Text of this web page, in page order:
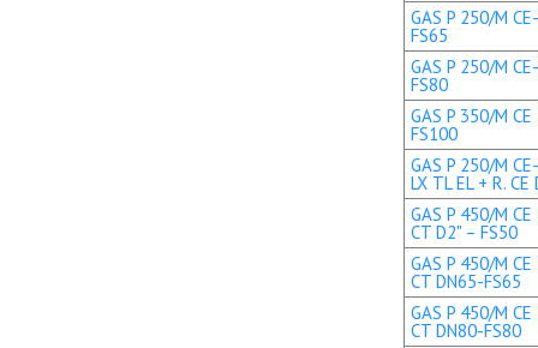
GAS P 250/M
FS65
GAS P 250/M
FS80
GAS P 350/M
FS100
GAS P 250/M CE-
LX TL EL + R.
GAS P 450/M CE
CT D2" – FS50
GAS P 450/M CE
CT DN65-FS65
GAS P 450/M CE
CT DN80-FS80